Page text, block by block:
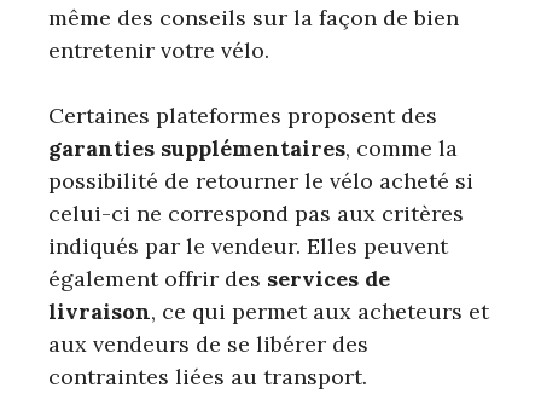
même des conseils sur la façon de bien
entretenir votre vélo.
Certaines plateformes proposent des
garanties supplémentaires, comme la
possibilité de retourner le vélo acheté si
celui-ci ne correspond pas aux critères
indiqués par le vendeur. Elles peuvent
également offrir des services de
livraison, ce qui permet aux acheteurs et
aux vendeurs de se libérer des
contraintes liées au transport.